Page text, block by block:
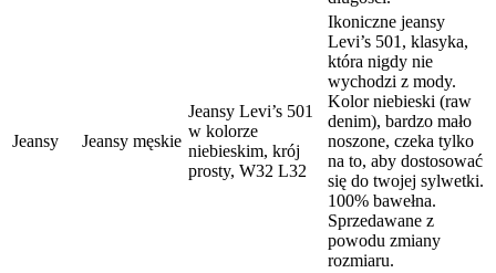
Jeansy Jeansy męskie
Jeansy Levi’s 501
w kolorze
niebieskim, krój
prosty, W32 L32
Ikoniczne jeansy
Levi’s 501, klasyka,
która nigdy nie
wychodzi z mody.
Kolor niebieski (raw
denim), bardzo mało
noszone, czeka tylko
na to, aby dostosować
się do twojej sylwetki.
100% bawełna.
Sprzedawane z
powodu zmiany
rozmiaru.